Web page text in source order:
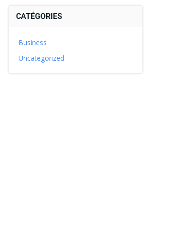
CATÉGORIES
Business
Uncategorized